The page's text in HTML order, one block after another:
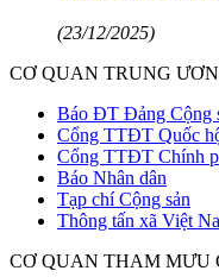
(23/12/2025)
CƠ QUAN TRUNG
Báo ĐT Đảng Cộng
Cổng TTĐT Quốc
Cổng TTĐT Chính
Báo Nhân dân
Tạp chí Cộng sản
Thông tấn xã Việt
CƠ QUAN THAM MƯU